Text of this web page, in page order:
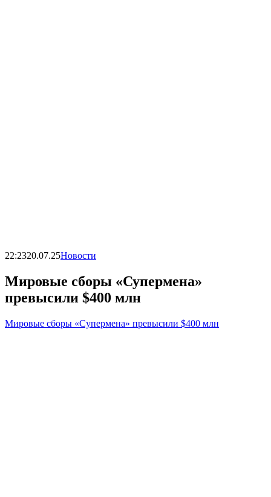
22:2320.07.25Новости
Мировые сборы «Супермена»
превысили $400 млн
Мировые сборы «Супермена» превысили $400 млн